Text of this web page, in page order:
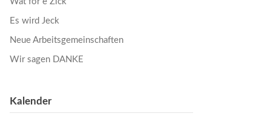
Es wird Jeck
Neue Arbeitsgemeinschaften
Wir sagen DANKE
Kalender